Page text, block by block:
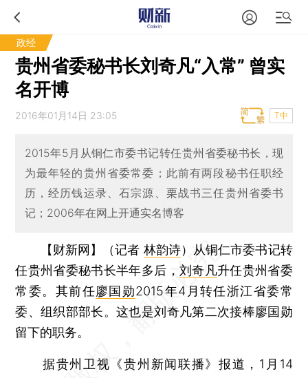
政经
贵州省委秘书长刘奇凡“入常” 曾实
名开博
2016年01月14日 23:05 T中
2015年5月从铜仁市委书记转任贵州省委秘书长，现
为最年轻的贵州省委常委；此前有两段秘书任职经
历，经历钱运录、石宗源、栗战书三任贵州省委书
记；2006年在网上开通实名博客
【财新网】（记者 林韵诗） 从铜仁市委书记转
任贵州省委秘书长半年多后， 刘奇凡升任贵州省委
常委。其前任廖国勋2015年4月转任浙江省委常
委、组织部部长。这也是刘奇凡第二次接棒廖国勋
留下的职务。
据贵州卫视《贵州新闻联播》报道，1月14